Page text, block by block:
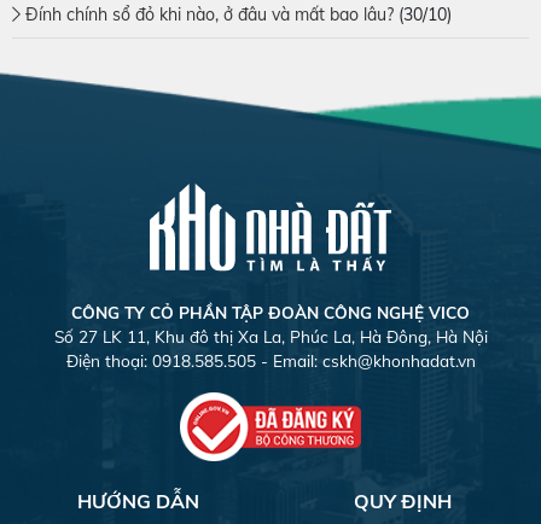
Đính chính sổ đỏ khi nào, ở đâu và mất bao lâu? (30/10)
CÔNG TY CỎ PHẦN TẬP ĐOÀN CÔNG NGHỆ VICO
Số 27 LK 11, Khu đô thị Xa La, Phúc La, Hà Đông, Hà Nội
Điện thoại: 0918.585.505 - Email: cskh@khonhadat.vn
HƯỚNG DẪN QUY ĐỊNH